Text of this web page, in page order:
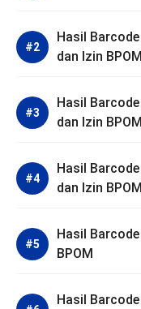
Hasil
dan Izin BPOM
Hasil
dan Izin BPOM
Hasil
dan Izin BPOM
Hasil
BPOM
Hasil